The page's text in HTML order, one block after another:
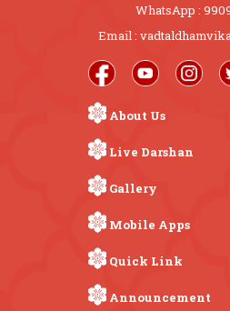
WhatsApp :
Email :
About Us
Live Darshan
Gallery
Mobile Apps
Quick Link
Announcement